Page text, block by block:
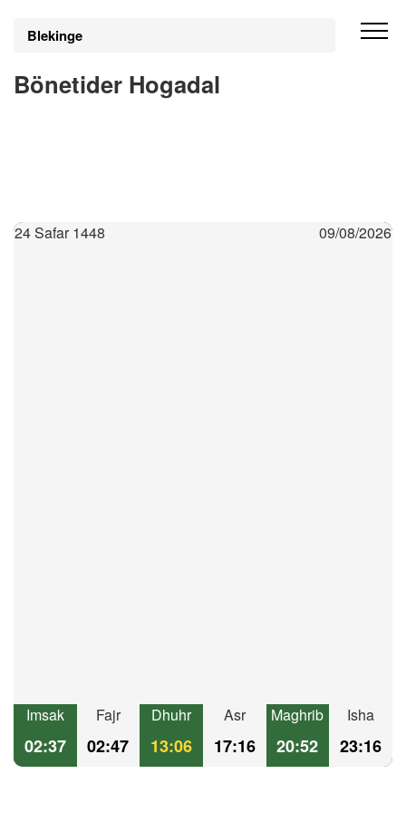
Blekinge
Bönetider Hogadal
24 Safar 1448 09/08/2026
Imsak
02:37
Fajr
02:47
Dhuhr
13:06
Asr
17:16
Maghrib
20:52
Isha
23:16